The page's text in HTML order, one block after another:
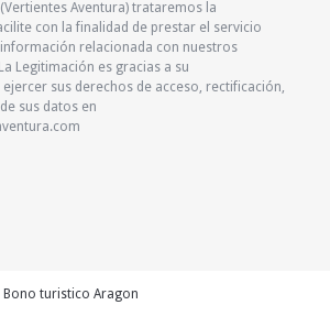
(Vertientes Aventura) trataremos la
con la finalidad de prestar el servicio
relacionada con nuestros
Legitimación es gracias a su
sus derechos de acceso, rectificación,
sus datos en
Bono turistico Aragon